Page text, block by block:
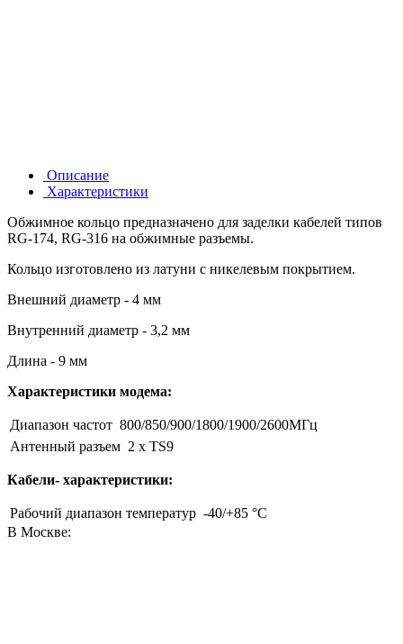
Описание
Характеристики
Обжимное кольцо предназначено для заделки кабелей типов
RG-174, RG-316 на обжимные разъемы.
Кольцо изготовлено из латуни с никелевым покрытием.
Внешний диаметр - 4 мм
Внутренний диаметр - 3,2 мм
Длина - 9 мм
Характеристики модема:
Диапазон частот 800/850/900/1800/1900/2600МГц
Антенный разъем 2 x TS9
Кабели- характеристики:
Рабочий диапазон температур -40/+85 °C
В Москве: